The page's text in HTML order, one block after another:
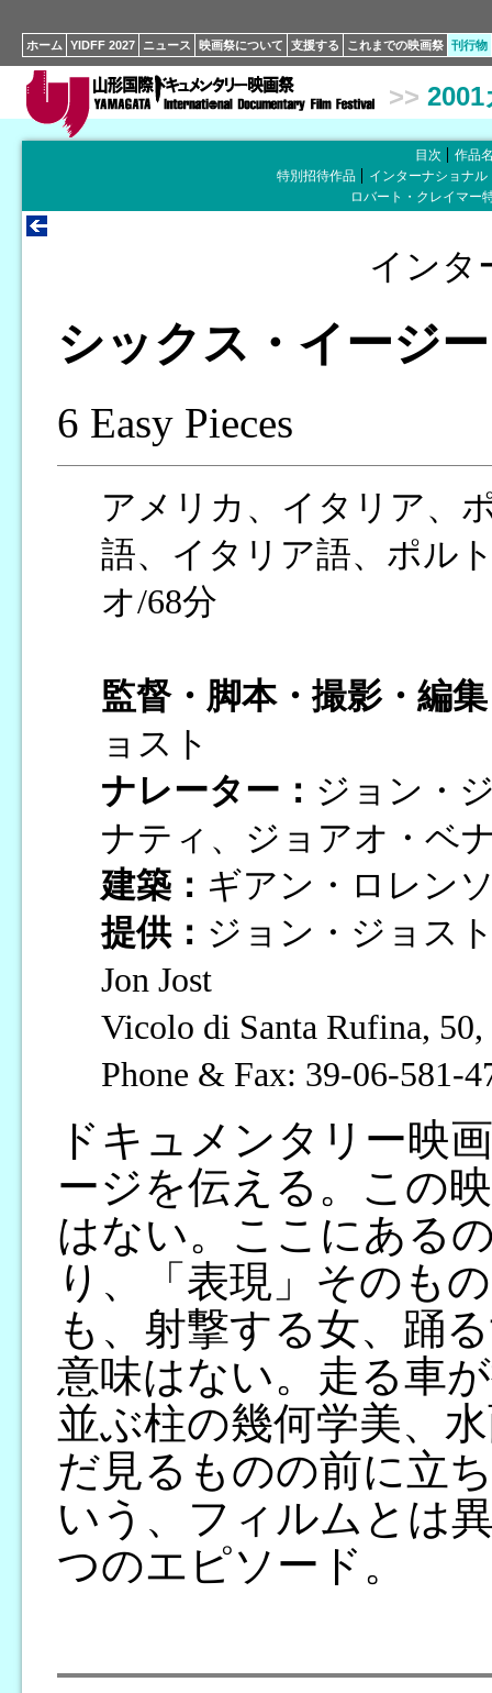
ホーム YIDFF 2027 ニュース 映画祭について 支援する これまでの映画祭 刊行物
>>
目次
作品
特別招待作品
インターナショナ
ロバート・クレイマー
インタ
シックス・イージ
6 Easy Pieces
アメリカ、イタリア、
語、イタリア語、ポル
オ/68分
監督・脚本・撮影・編
ョスト
ナレーター： ジョン・
ナティ、ジョアオ・ベ
建築： ギアン・ロレン
提供： ジョン・ジョス
Jon Jost
Vicolo di Santa Rufina,
Phone & Fax: 39-06-581-
ドキュメンタリー映
ージを伝える。この
はない。ここにある
り、「表現」そのも
も、射撃する女、踊
意味はない。走る車
並ぶ柱の幾何学美、
だ見るものの前に立
いう、フィルムとは
つのエピソード。